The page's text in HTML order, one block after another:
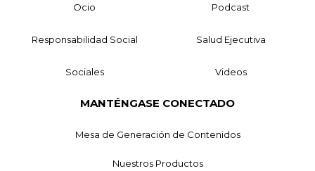
Ocio Podcast
Responsabilidad Social Salud Ejecutiva
Sociales Videos
MANTÉNGASE CONECTADO
Mesa de Generación de Contenidos
Nuestros Productos